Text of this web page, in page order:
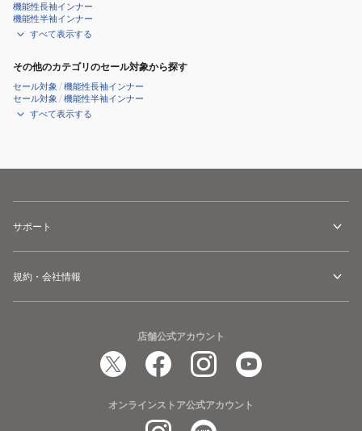
機能性長袖インナー
機能性半袖インナー
すべて表示する
その他のカテゴリのセール対象から探す
セール対象 /機能性長袖インナー
セール対象 /機能性半袖インナー
すべて表示する
サポート
規約・会社情報
店舗公式アカウント
オンラインストア公式アカウント